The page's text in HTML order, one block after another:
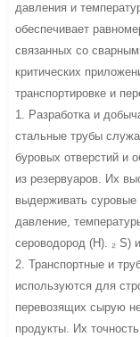
давления и
обеспечивает
связанных со
критических
транспортировке и
1. Разработка и
стальные трубы
буровых отверстий и
из резервуаров. Их
выдерживать суровые
давление,
сероводород (H). ₂ S)
2. Транспортные и
используются для
перевозящих сырую
продукты. Их